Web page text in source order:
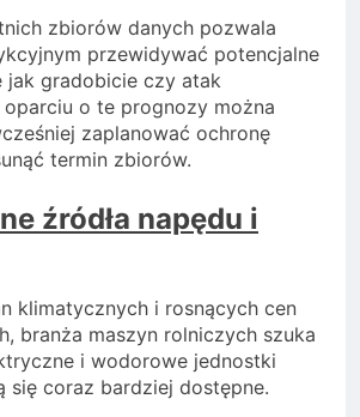
zbiorów danych pozwala
przewidywać potencjalne
jak gradobicie czy atak
oparciu o te prognozy można
zaplanować ochronę
termin zbiorów.
źródła napędu i
klimatycznych i rosnących cen
branża maszyn rolniczych szuka
i wodorowe jednostki
się coraz bardziej dostępne.